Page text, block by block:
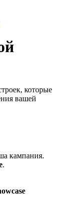
которые
вашей
кампания.
.